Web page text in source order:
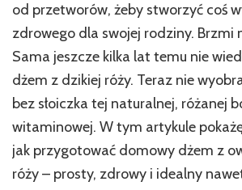
od przetworów, żeby stworzyć coś
zdrowego dla swojej rodziny. Brzmi
Sama jeszcze kilka lat temu nie
dżem z dzikiej róży. Teraz nie
bez słoiczka tej naturalnej, różanej
witaminowej. W tym artykule
jak przygotować domowy dżem z
róży – prosty, zdrowy i idealny